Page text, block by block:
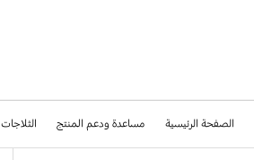
الصفحة الرئيسية مساعدة ودعم المنتج الثلاجات